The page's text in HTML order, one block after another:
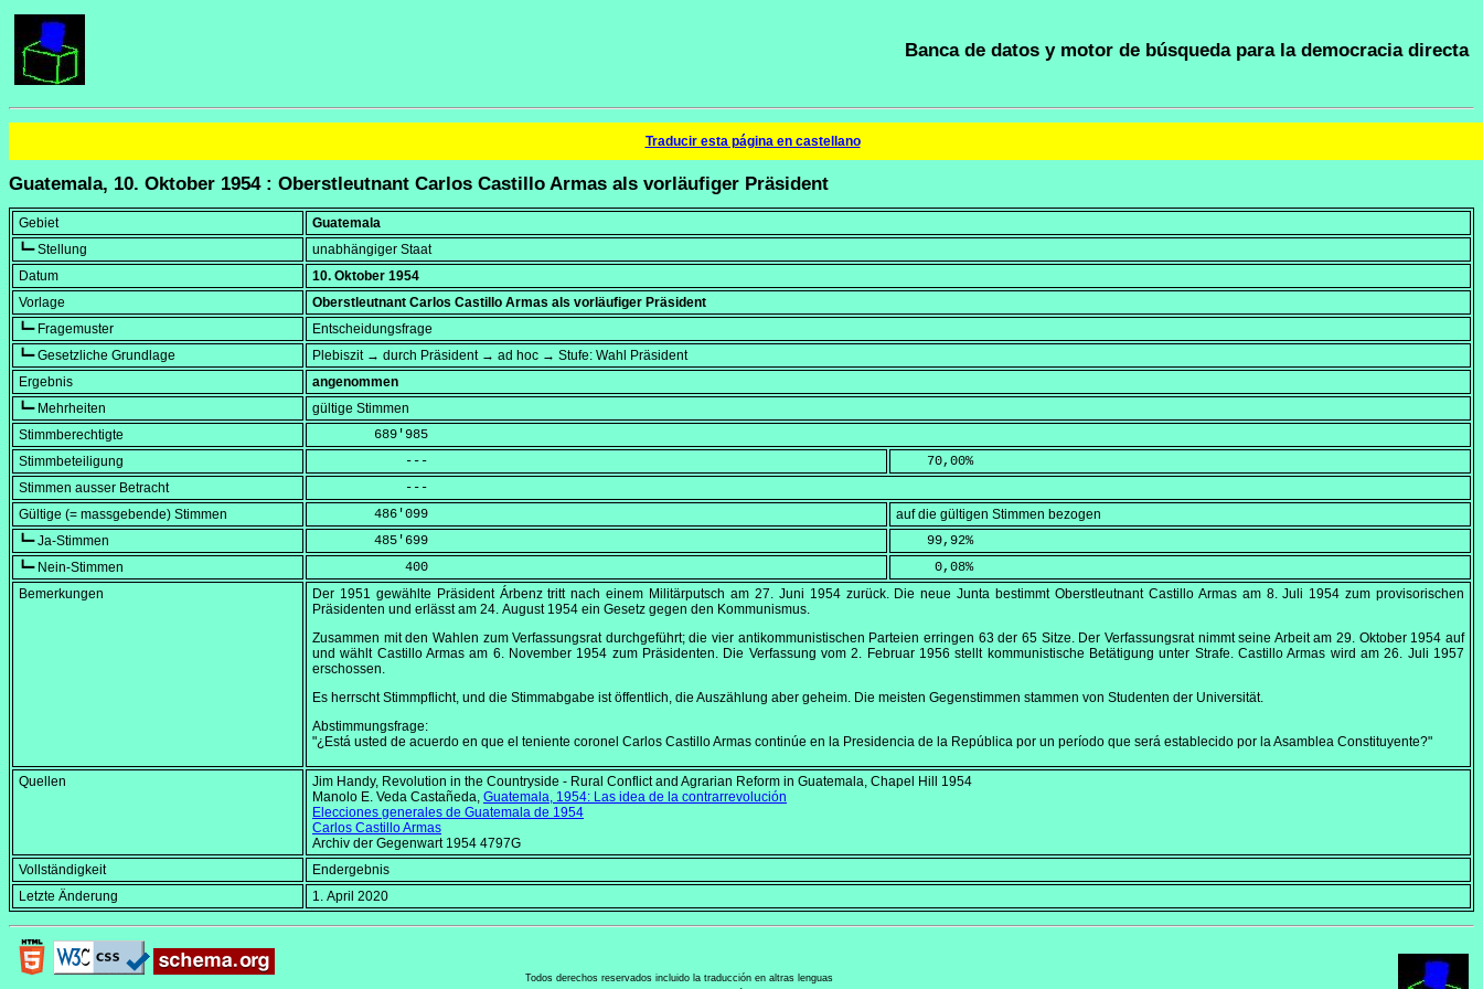
Banca de datos y motor de búsqueda para la democracia directa
Traducir esta página en castellano
Guatemala, 10. Oktober 1954 : Oberstleutnant Carlos Castillo Armas als vorläufiger Präsident
Gebiet
Guatemala
┗━ Stellung
unabhängiger Staat
Datum
10. Oktober 1954
Vorlage
Oberstleutnant Carlos Castillo Armas als vorläufiger Präsident
┗━ Fragemuster
Entscheidungsfrage
┗━ Gesetzliche Grundlage
Plebiszit → durch Präsident → ad hoc → Stufe: Wahl Präsident
Ergebnis
angenommen
┗━ Mehrheiten
gültige Stimmen
Stimmberechtigte
        689'985
Stimmbeteiligung
            ---
    70,00
%
Stimmen ausser Betracht
            ---
Gültige (= massgebende) Stimmen
        486'099
auf die gültigen Stimmen bezogen
┗━ Ja-Stimmen
        485'699
    99,92
%
┗━ Nein-Stimmen
            400
     0,08
%
Bemerkungen
Der 1951 gewählte Präsident Árbenz tritt nach einem Militärputsch am 27. Juni 1954zurück. Die neue Junta bestimmt Oberstleutnant Castillo Armas am 8. Juli 1954 zum provisorischen
Präsidenten und erlässt am 24. August 1954 ein Gesetz gegen den Kommunismus.
Zusammen mit den Wahlen zum Verfassungsrat durchgeführt; die vier antikommunistischen Parteien erringen 63 der 65 Sitze. Der Verfassungsrat nimmt seine Arbeit am29. Oktober 1954 auf
und wählt Castillo Armas am 6. November 1954 zum Präsidenten. Die Verfassung vom2. Februar 1956 stellt kommunistische Betätigung unter Strafe. Castillo Armas wird am26. Juli 1957
erschossen.
Es herrscht Stimmpflicht, und die Stimmabgabe ist öffentlich, die Auszählung aber geheim. Die meisten Gegenstimmen stammen von Studenten der Universität.
Abstimmungsfrage:
"¿Está usted de acuerdo en que el teniente coronel Carlos Castillo Armas continúe en la Presidencia de la República por un período que será establecido por la Asamblea Constituyente?"
Quellen Jim Handy, Revolution in the Countryside - Rural Conflict and Agrarian Reform in Guatemala, Chapel Hill 1954
Manolo E. Veda Castañeda, Guatemala, 1954: Las idea de la contrarrevolución
Elecciones generales de Guatemala de 1954
Carlos Castillo Armas
Archiv der Gegenwart 1954 4797G
Vollständigkeit
Endergebnis
Letzte Änderung
1. April 2020
Todos derechos reservados incluido la traducción en altras lenguas